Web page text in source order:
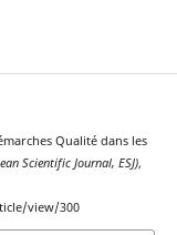
Qualité dans les
Scientific Journal, ESJ),
view/300